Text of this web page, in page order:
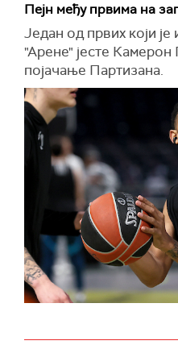
Пејн међу првима на
Један од првих који
"Арене" јесте Камерон
појачање Партизана.